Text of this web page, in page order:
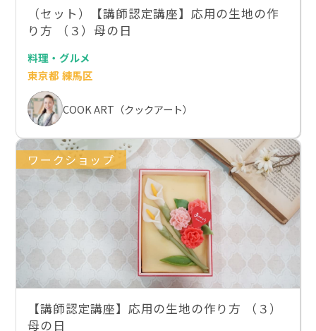
（セット）【講師認定講座】応用の生地の作
り方 （３）母の日
料理・グルメ
東京都 練馬区
COOK ART（クックアート）
ワークショップ
【講師認定講座】応用の生地の作り方 （３）
母の日